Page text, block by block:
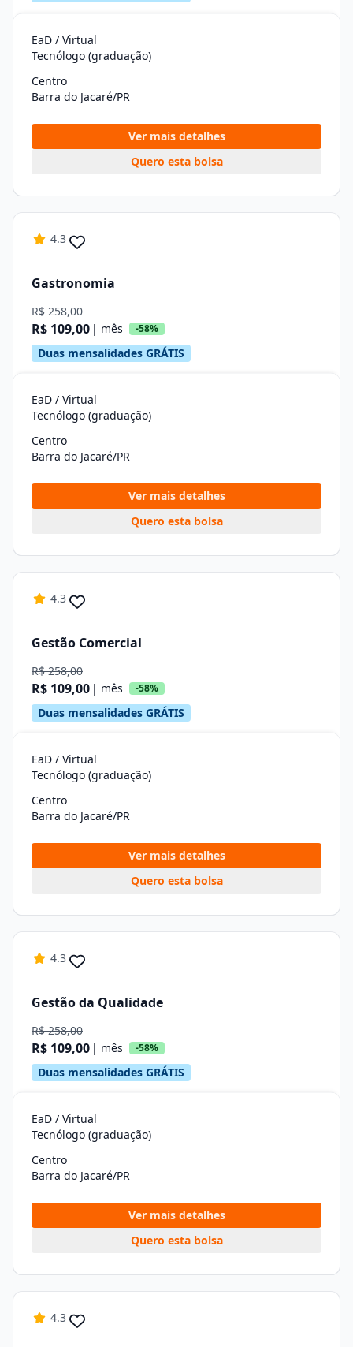
EaD / Virtual
Tecnólogo (graduação)
Centro
Barra do Jacaré/PR
Ver mais detalhes
Quero esta bolsa
4.3
Gastronomia
R$ 258,00
R$ 109,00 | mês -58%
Duas mensalidades GRÁTIS
EaD / Virtual
Tecnólogo (graduação)
Centro
Barra do Jacaré/PR
Ver mais detalhes
Quero esta bolsa
4.3
Gestão Comercial
R$ 258,00
R$ 109,00 | mês -58%
Duas mensalidades GRÁTIS
EaD / Virtual
Tecnólogo (graduação)
Centro
Barra do Jacaré/PR
Ver mais detalhes
Quero esta bolsa
4.3
Gestão da Qualidade
R$ 258,00
R$ 109,00 | mês -58%
Duas mensalidades GRÁTIS
EaD / Virtual
Tecnólogo (graduação)
Centro
Barra do Jacaré/PR
Ver mais detalhes
Quero esta bolsa
4.3